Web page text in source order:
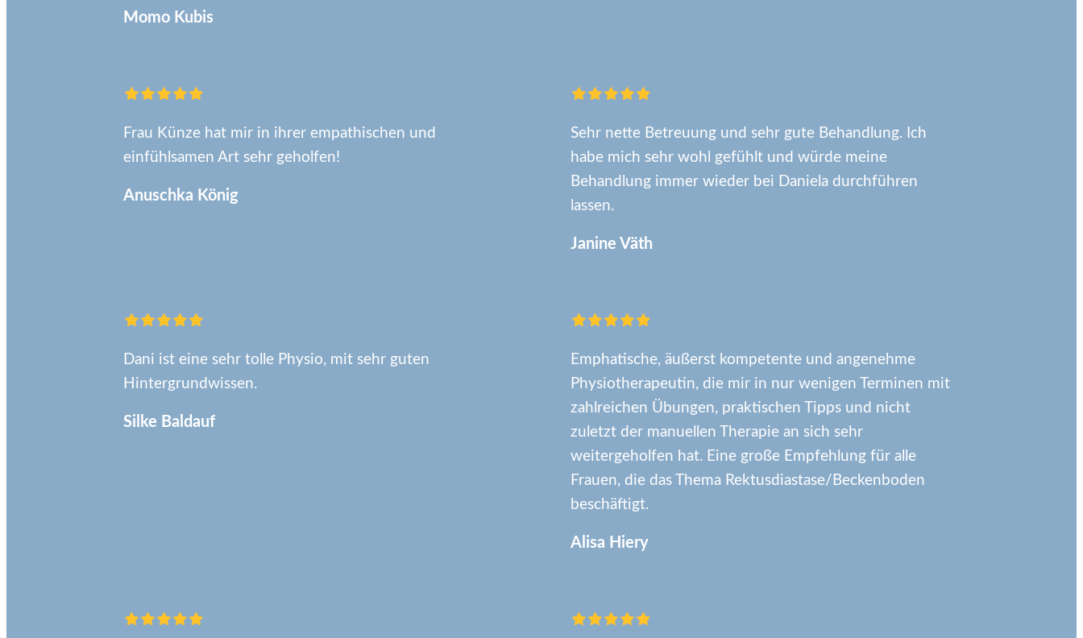
Momo Kubis
Frau Künze hat mir in ihrer empathischen und
einfühlsamen Art sehr geholfen!
Anuschka König
Sehr nette Betreuung und sehr gute Behandlung. Ich
habe mich sehr wohl gefühlt und würde meine
Behandlung immer wieder bei Daniela durchführen
lassen.
Janine Väth
Dani ist eine sehr tolle Physio, mit sehr guten
Hintergrundwissen.
Silke Baldauf
Emphatische, äußerst kompetente und angenehme
Physiotherapeutin, die mir in nur wenigen Terminen mit
zahlreichen Übungen, praktischen Tipps und nicht
zuletzt der manuellen Therapie an sich sehr
weitergeholfen hat. Eine große Empfehlung für alle
Frauen, die das Thema Rektusdiastase/Beckenboden
beschäftigt.
Alisa Hiery